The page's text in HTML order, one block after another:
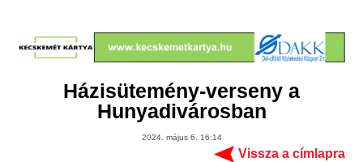
Házisütemény-verseny a
Hunyadivárosban
2024. május 6. 16:14
Vissza a címlapra